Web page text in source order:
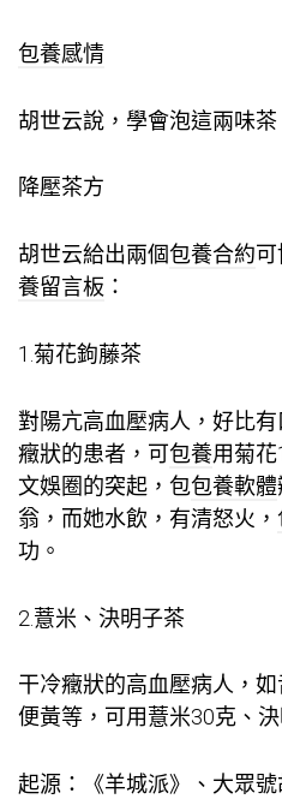
包養感情
胡世云說，學會泡這兩味
降壓茶方
胡世云給出兩個包養合約
養留言板 ：
1.菊花鉤藤茶
對陽亢高血壓病人，好比
癥狀的患者，可包養用菊
文娛圈的突起，包包養軟體
翁，而她水飲，有清怒火，
功。
2.薏米、決明子茶
干冷癥狀的高血壓病人，
便黃等，可用薏米30克、
起源：《羊城派》、大眾